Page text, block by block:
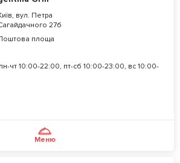
вул. Петра
27б
площа
пн-чт 10:00-22:00, пт-сб 10:00-23:00, вс 10:00-
Меню